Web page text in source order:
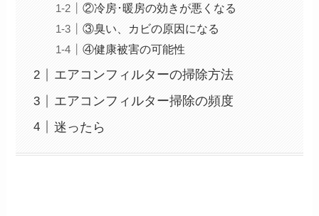
②冷房･暖房の効きが悪くなる
③臭い、カビの原因になる
④健康被害の可能性
エアコンフィルターの掃除方法
エアコンフィルター掃除の頻度
迷ったら